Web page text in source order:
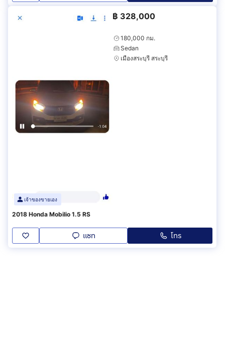
เจ้าของขายเอง
฿ 328,000
180,000 กม.
Sedan
เมืองสระบุรี สระบุรี
2018 Honda Mobilio 1.5 RS
แชท โทร